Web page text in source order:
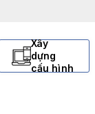
Xây
dựng
cấu hình